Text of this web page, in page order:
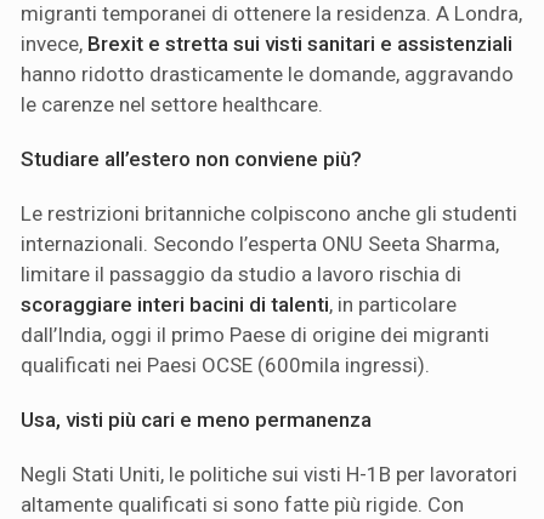
migranti temporanei di ottenere la residenza. A Londra,
invece, Brexit e stretta sui visti sanitari e assistenziali
hanno ridotto drasticamente le domande, aggravando
le carenze nel settore healthcare.
Studiare all’estero non conviene più?
Le restrizioni britanniche colpiscono anche gli studenti
internazionali. Secondo l’esperta ONU Seeta Sharma,
limitare il passaggio da studio a lavoro rischia di
scoraggiare interi bacini di talenti, in particolare
dall’India, oggi il primo Paese di origine dei migranti
qualificati nei Paesi OCSE (600mila ingressi).
Usa, visti più cari e meno permanenza
Negli Stati Uniti, le politiche sui visti H-1B per lavoratori
altamente qualificati si sono fatte più rigide. Con